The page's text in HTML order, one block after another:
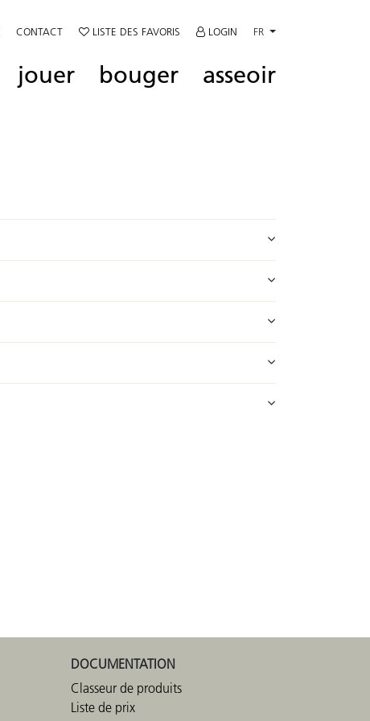
CONTACT LISTE DES FAVORIS LOGIN FR
jouer bouger asseoir
DOCUMENTATION
Classeur de produits
Liste de prix